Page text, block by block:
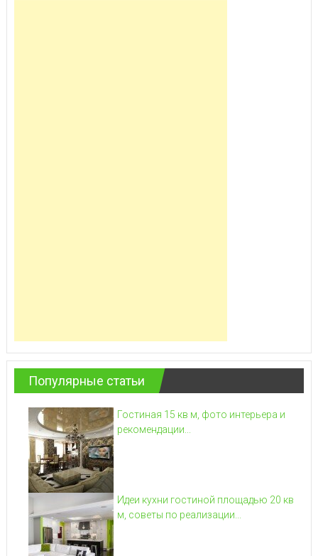
Популярные статьи
Гостиная 15 кв м, фото интерьера и
рекомендации...
Идеи кухни гостиной площадью 20 кв
м, советы по реализации...